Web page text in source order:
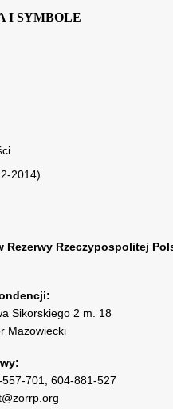
I SYMBOLE
2014)
Rezerwy Rzeczypospolitej
Sikorskiego 2 m. 18
Mazowiecki
701 ; 604-881-527